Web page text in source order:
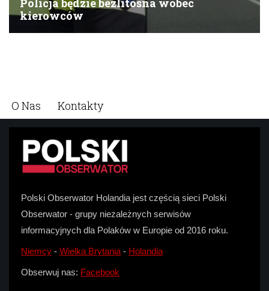
O Nas Kontakty
Polski Obserwator Holandia jest częścią sieci Polski
Obserwator - grupy niezależnych serwisów
informacyjnych dla Polaków w Europie od 2016 roku.
Niemcy - Wielka Brytania - Holandia
Obserwuj nas: Facebook